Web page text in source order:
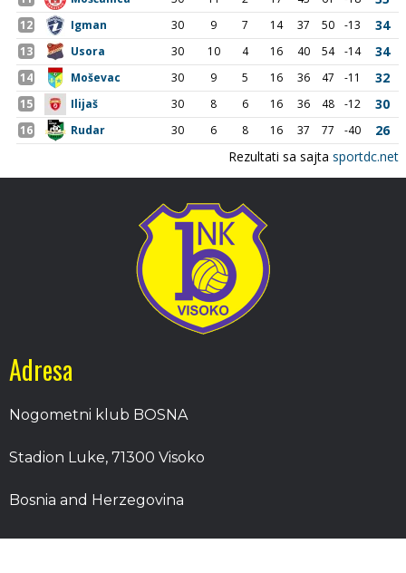
Adresa
Nogometni klub BOSNA
Stadion Luke, 71300 Visoko
Bosnia and Herzegovina